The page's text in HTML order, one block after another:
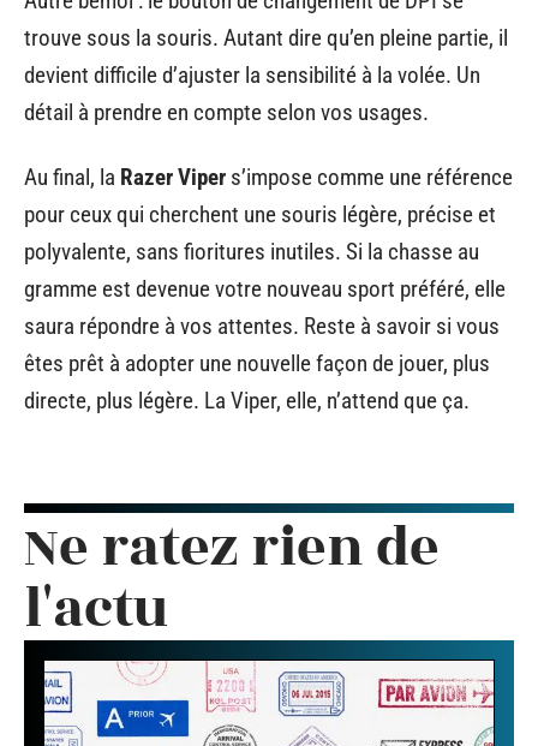
trouve sous la souris. Autant dire qu’en pleine partie, il
devient difficile d’ajuster la sensibilité à la volée. Un
détail à prendre en compte selon vos usages.
Au final, la Razer Viper s’impose comme une référence
pour ceux qui cherchent une souris légère, précise et
polyvalente, sans fioritures inutiles. Si la chasse au
gramme est devenue votre nouveau sport préféré, elle
saura répondre à vos attentes. Reste à savoir si vous
êtes prêt à adopter une nouvelle façon de jouer, plus
directe, plus légère. La Viper, elle, n’attend que ça.
Ne ratez rien de
l'actu